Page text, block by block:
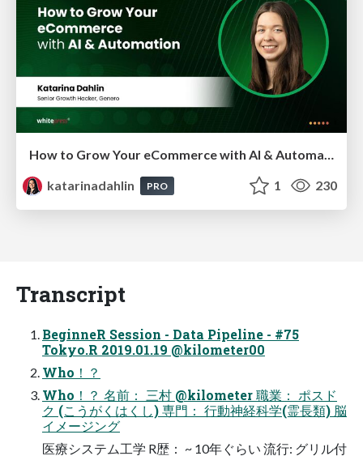
katarinadahlin
PRO 1 230
Transcript
BeginneR Session - Data Pipeline - #75
Tokyo.R 2019.01.19 @kilometer00
Who！？
Who！？ 名前： 三村 @kilometer 職業： ポスド
ク (こうがくはくし) 専⾨： ⾏動神経科学(霊⻑類) 脳
イメージング
医療システム⼯学 R歴： ~ 10年ぐらい 流⾏: グリル付